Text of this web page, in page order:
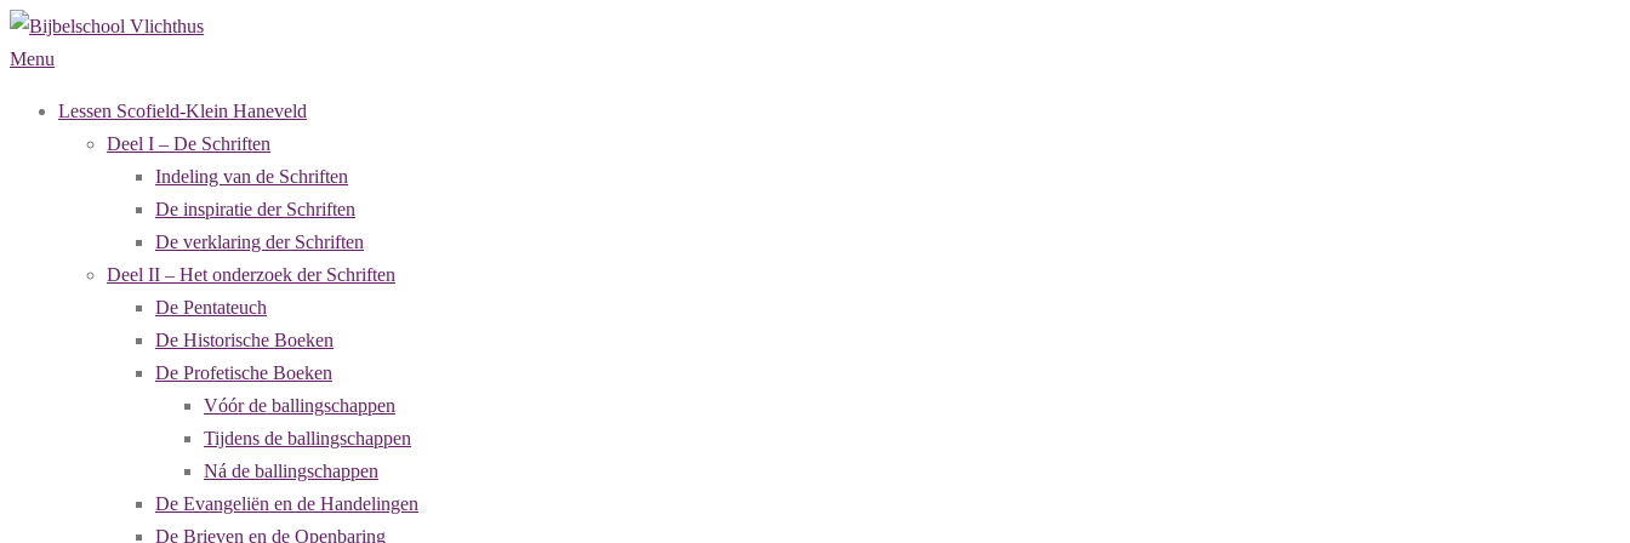
Ga
naar
inhoud
Menu
Lessen Scofield-Klein Haneveld
Deel I – De Schriften
Indeling van de Schriften
De inspiratie der Schriften
De verklaring der Schriften
Deel II – Het onderzoek der Schriften
De Pentateuch
De Historische Boeken
De Profetische Boeken
Vóór de ballingschappen
Tijdens de ballingschappen
Ná de ballingschappen
De Evangeliën en de Handelingen
De Brieven en de Openbaring